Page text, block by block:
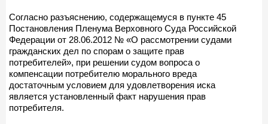
Согласно разъяснению, содержащемуся в пункте 45
Постановления Пленума Верховного Суда Российской
Федерации от 28.06.2012 № «О рассмотрении судами
гражданских дел по спорам о защите прав
потребителей», при решении судом вопроса о
компенсации потребителю морального вреда
достаточным условием для удовлетворения иска
является установленный факт нарушения прав
потребителя.